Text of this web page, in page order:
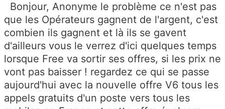
Bonjour, Anonyme le problème ce n'est pas
que les Opérateurs gagnent de l'argent, c'est
combien ils gagnent et là ils se gavent
d'ailleurs vous le verrez d'ici quelques temps
lorsque Free va sortir ses offres, si les prix ne
vont pas baisser ! regardez ce qui se passe
aujourd'hui avec la nouvelle offre V6 tous les
appels gratuits d'un poste vers tous les